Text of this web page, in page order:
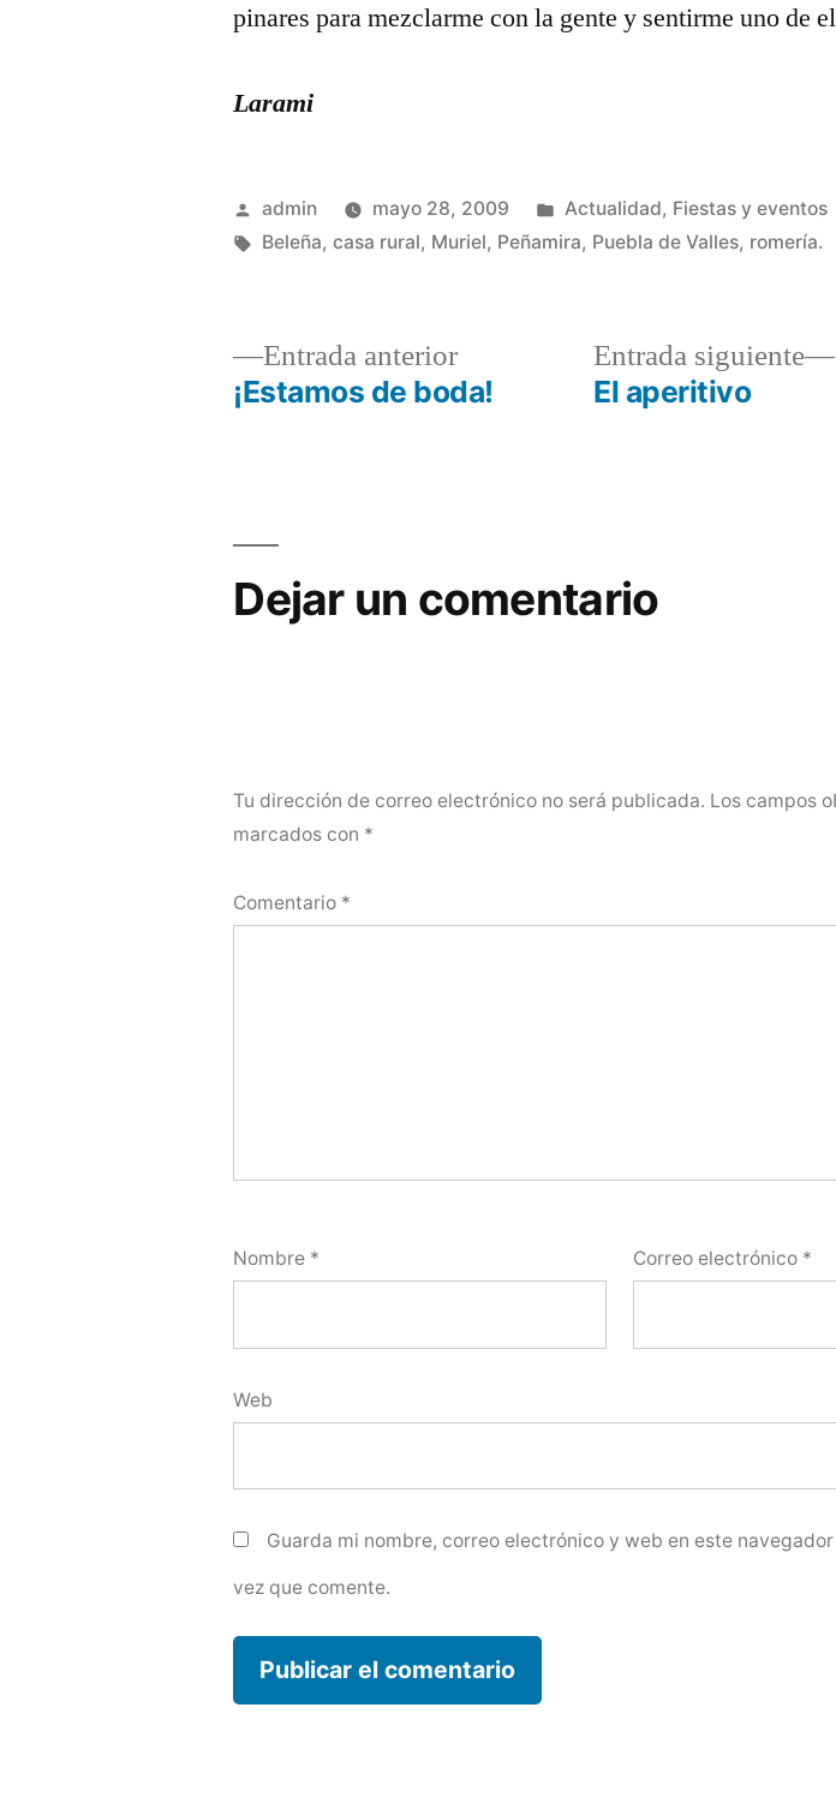
pinares para mezclarme con la gente y sentirme uno de
Larami
Publicado
por
admin mayo 28, 2009
Publicado
en
Actualidad, Fiestas y eventos
Etiquetas:
Beleña,casa rural, Muriel, Peñamira, Puebla de Valles, romería.
Navegación
entradas
Entrada anteriorEntrada
anterior:
¡Estamos de boda!
Entrada siguiente
El aperitivo
Dejar un comentario
Tu dirección de correo electrónico no será publicada. Los campos
marcados con *
Comentario *
Nombre * Correo electrónico *
Web
Guarda mi nombre, correo electrónico y web en este
vez que comente.